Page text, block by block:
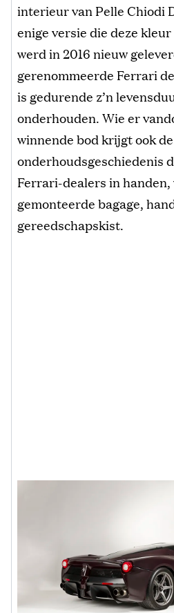
interieur van Pelle Chiodi
enige versie die deze
werd in 2016 nieuw
gerenommeerde Ferrari
is gedurende z’n
onderhouden. Wie er
winnende bod krijgt ook
onderhoudsgeschiedenis
Ferrari-dealers in
gemonteerde bagage,
gereedschapskist.